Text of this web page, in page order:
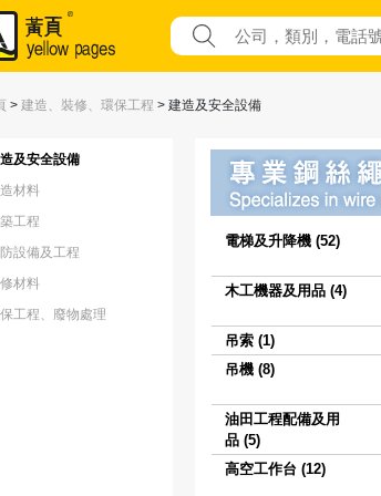
> 建造、裝修、環保工程 > 建造及安全設備
及安全設備
材料
工程
設備及工程
材料
工程、廢物處理
電梯及升降機 (52)
木工機器及用品 (4)
吊索 (1)
吊機 (8)
油田工程配備及用
品 (5)
高空工作台 (12)